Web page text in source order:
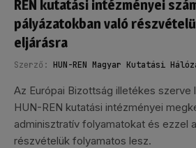
REN kutatási intézményei
pályázatokban való
eljárásra
Szerző: HUN-REN Magyar Kutatási
Az Európai Bizottság illetékes szerve
HUN-REN kutatási intézményei
adminisztratív folyamatokat és ezzel
részvételük folyamatos lesz.